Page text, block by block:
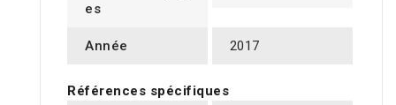
es
Année 2017
Références spécifiques